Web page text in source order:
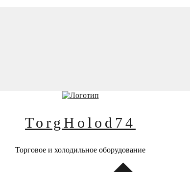
TorgHolod74
Торговое и холодильное оборудование